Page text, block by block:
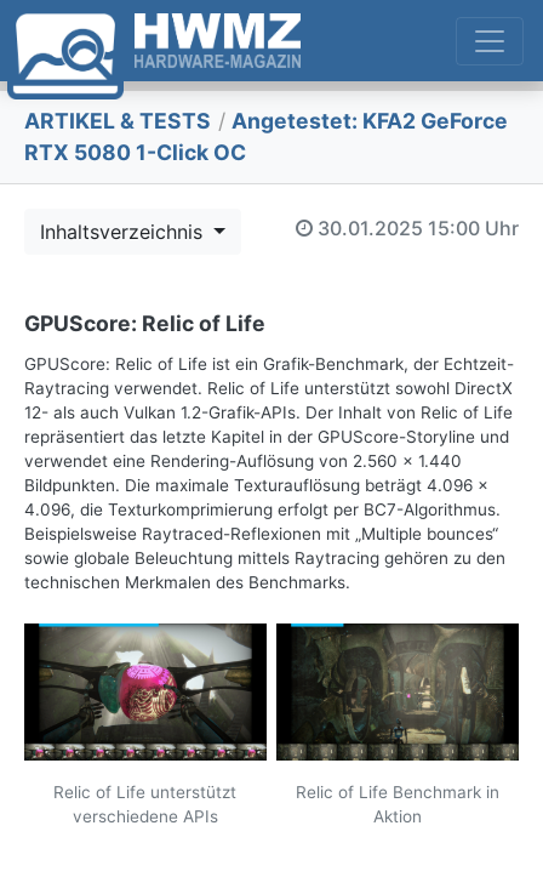
ARTIKEL & TESTS / Angetestet: KFA2 GeForce
RTX 5080 1-Click OC
Inhaltsverzeichnis 30.01.2025 15:00 Uhr
GPUScore: Relic of Life
GPUScore: Relic of Life ist ein Grafik-Benchmark, der Echtzeit-
Raytracing verwendet. Relic of Life unterstützt sowohl DirectX
12- als auch Vulkan 1.2-Grafik-APIs. Der Inhalt von Relic of Life
repräsentiert das letzte Kapitel in der GPUScore-Storyline und
verwendet eine Rendering-Auflösung von 2.560 x 1.440
Bildpunkten. Die maximale Texturauflösung beträgt 4.096 x
4.096, die Texturkomprimierung erfolgt per BC7-Algorithmus.
Beispielsweise Raytraced-Reflexionen mit „Multiple bounces“
sowie globale Beleuchtung mittels Raytracing gehören zu den
technischen Merkmalen des Benchmarks.
Relic of Life unterstützt
verschiedene APIs
Relic of Life Benchmark in
Aktion